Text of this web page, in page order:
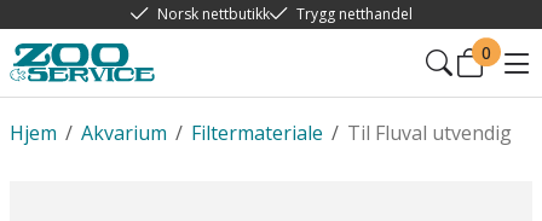
Norsk nettbutikk Trygg netthandel
0
/
Hjem /
Akvarium /
Filtermateriale Til Fluval utvendig